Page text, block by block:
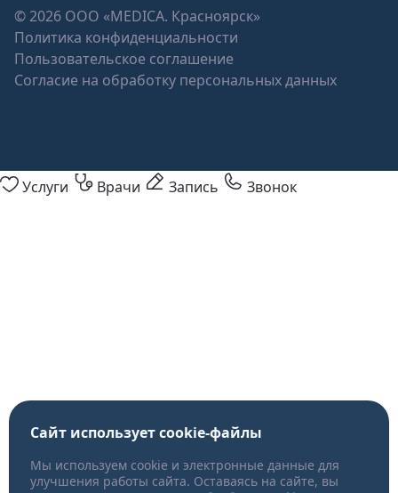
© 2026 ООО «MEDICA. Красноярск»
Политика конфиденциальности
Пользовательское соглашение
Согласие на обработку персональных данных
Услуги Врачи Запись Звонок
Сайт использует cookie-файлы
Мы используем cookie и электронные данные для
улучшения работы сайта. Оставаясь на сайте, вы